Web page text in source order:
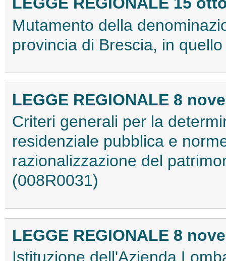
Mutamento della
provincia di Brescia, in
LEGGE REGIONALE 8
Criteri generali per la
residenziale pubblica e
razionalizzazione del
(008R0031)
LEGGE REGIONALE 8
Istituzione dell'Azienda